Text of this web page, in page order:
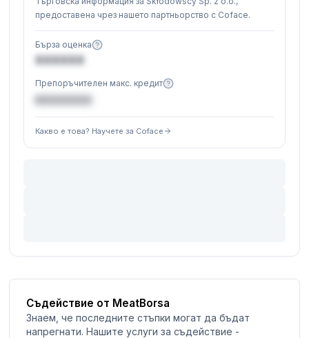
предоставена чрез нашето партньорство с Coface.
Бърза оценка
XXXXXX
Препоръчителен макс. кредит
€XXXXXX
Какво е това? Научете за Coface
Съдействие от MeatBorsa
Знаем, че последните стъпки могат да бъдат
напрегнати. Нашите услуги за съдействие -